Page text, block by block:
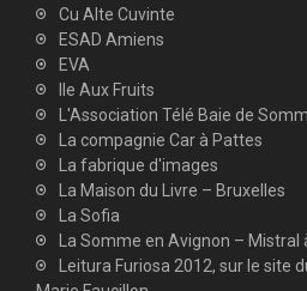
Cu Alte Cuvinte
ESAD Amiens
EVA
Ile Aux Fruits
L'Association Télé Baie de
La compagnie Car à Pattes
La fabrique d'images
La Maison du Livre – Bruxelles
La Sofia
La Somme en Avignon –
Leitura Furiosa 2012, sur le site